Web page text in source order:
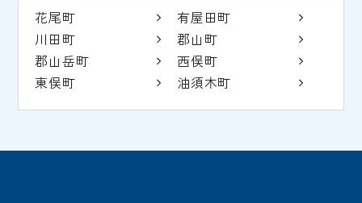
花尾町
有屋田町
川田町
郡山町
郡山岳町
西俣町
東俣町
油須木町